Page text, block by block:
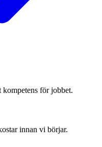
för jobbet.
innan vi börjar.